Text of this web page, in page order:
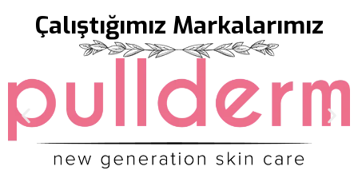
Çalıştığımız Markalarımız